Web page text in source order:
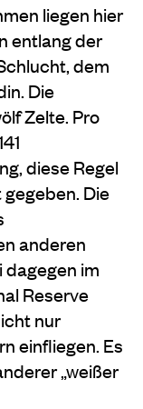
liegen hier
entlang der
dem
Die
Zelte. Pro
diese Regel
Die
anderen
dagegen im
Reserve
nur
einfliegen. Es
„weißer